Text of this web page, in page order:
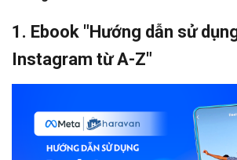
1. Ebook "Hướng dẫn sử
Instagram từ A-Z"